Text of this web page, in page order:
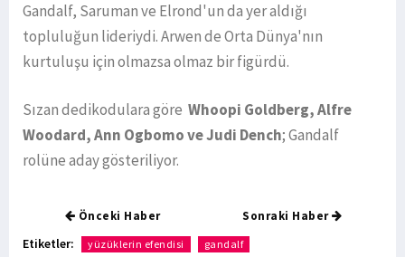
Gandalf, Saruman ve Elrond'un da yer aldığı
topluluğun lideriydi. Arwen de Orta Dünya'nın
kurtuluşu için olmazsa olmaz bir figürdü.
Sızan dedikodulara göre Whoopi Goldberg, Alfre
Woodard, Ann Ogbomo ve Judi Dench; Gandalf
rolüne aday gösteriliyor.
Önceki Haber Sonraki Haber
Etiketler: yüzüklerin efendisi gandalf